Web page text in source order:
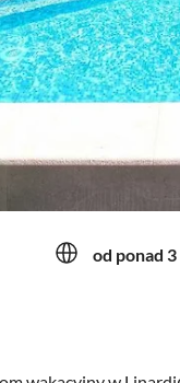
od ponad